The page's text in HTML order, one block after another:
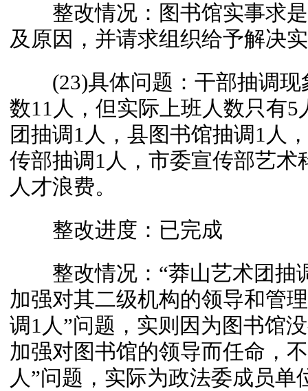
整改情况：图书馆实事求是
及原因，并请求组织给予解决
(23)具体问题：干部抽调现
数11人，但实际上班人数只有
团抽调1人，县图书馆抽调1人
传部抽调1人，市委宣传部艺
人才浪费。
整改进度：已完成
整改情况：“莽山艺术团抽
加强对其二级机构的领导和管
调1人”问题，实则因为图书馆
加强对图书馆的领导而任命，
人”问题，实际为政法委成员